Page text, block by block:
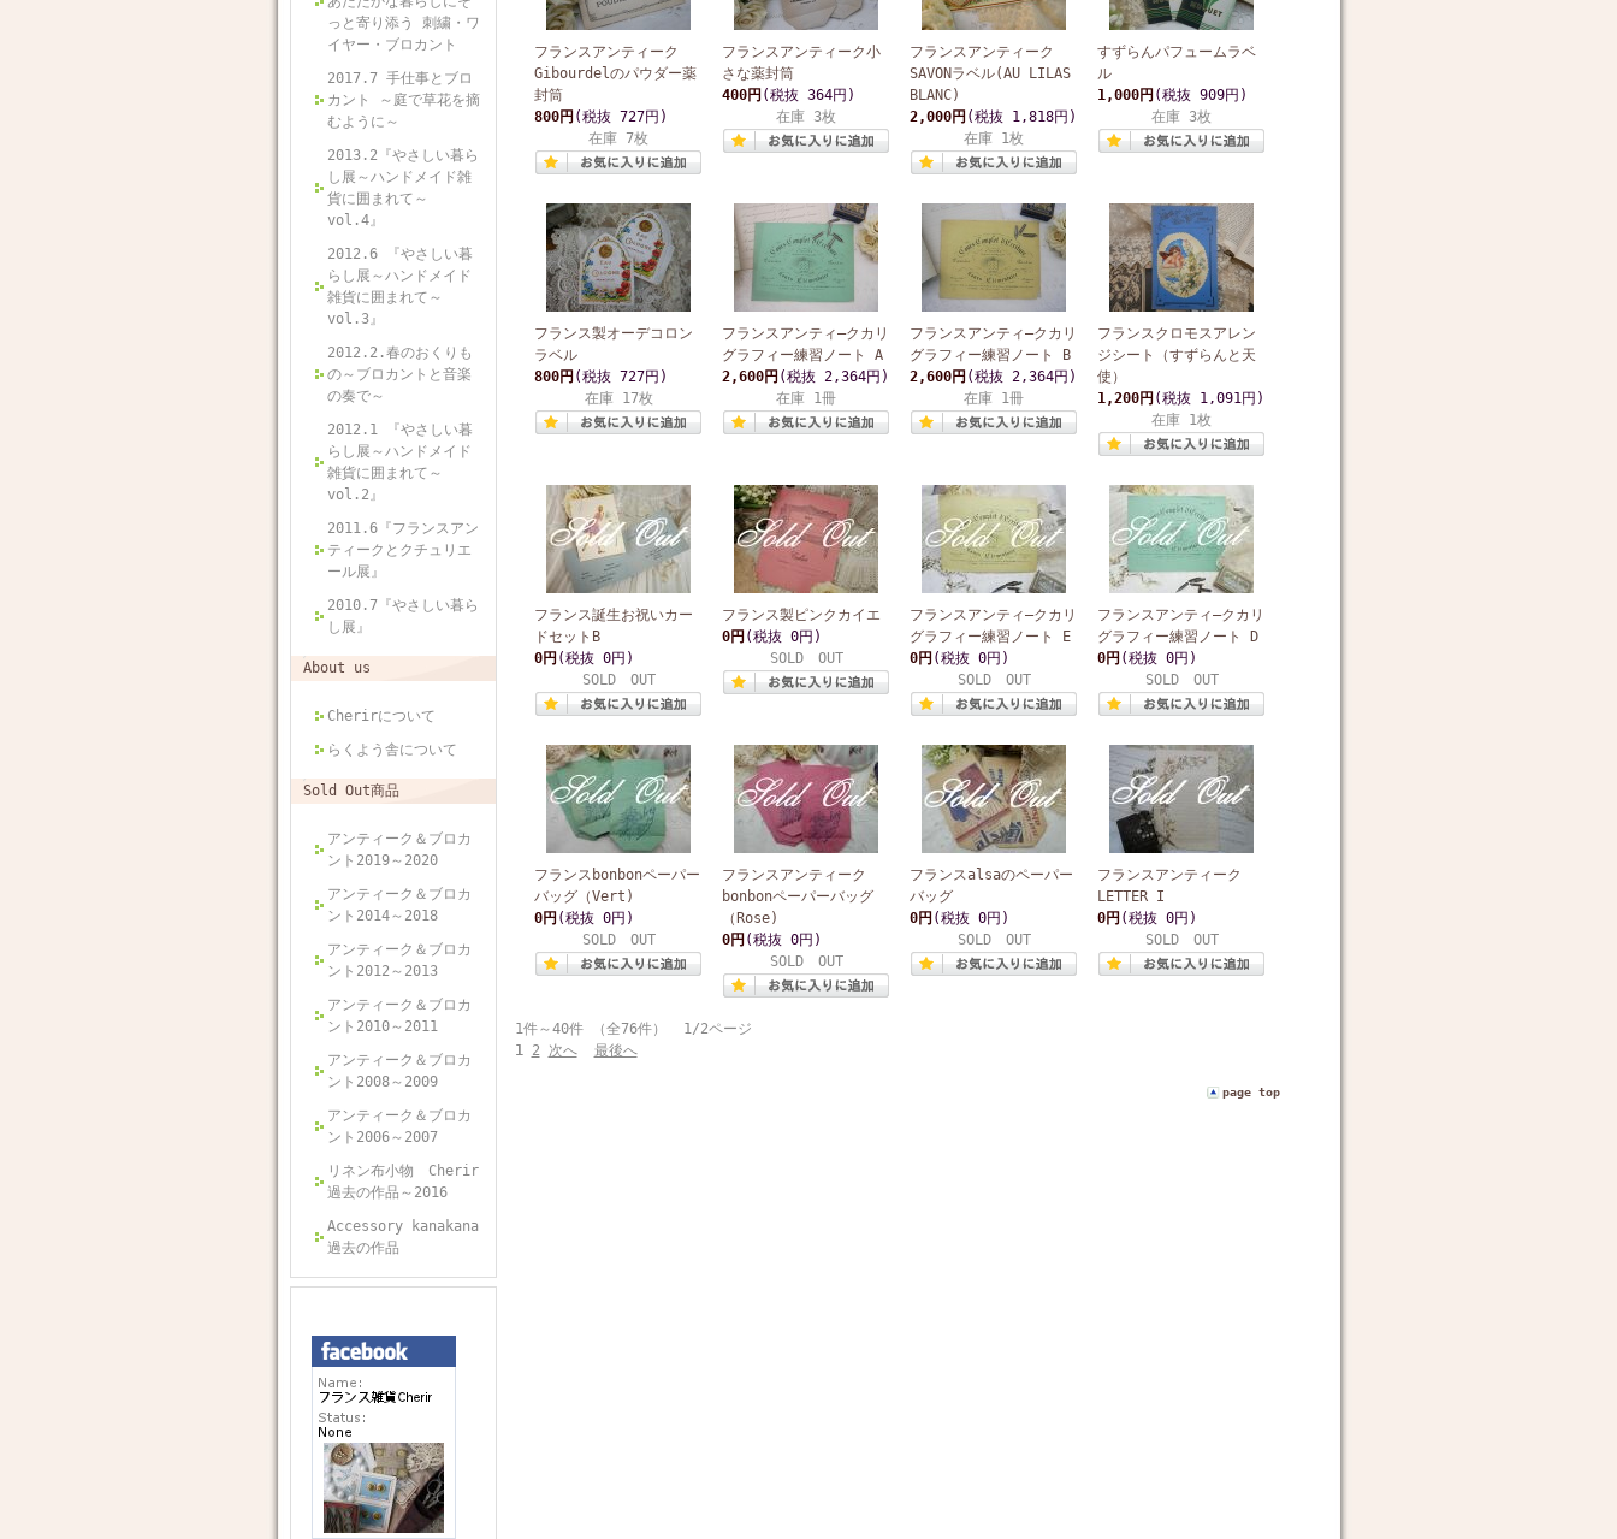
っと寄り添う 刺繍・ワ
イヤー・ブロカント
2017.7 手仕事とブロ
カント ～庭で草花を摘
むように～
2013.2『やさしい暮ら
し展～ハンドメイド雑
貨に囲まれて～
vol.4』
2012.6 『やさしい暮
らし展～ハンドメイド
雑貨に囲まれて～
vol.3』
2012.2.春のおくりも
の～ブロカントと音楽
の奏で～
2012.1 『やさしい暮
らし展～ハンドメイド
雑貨に囲まれて～
vol.2』
2011.6『フランスアン
ティークとクチュリエ
ール展』
2010.7『やさしい暮ら
し展』
About us
Cherirについて
らくよう舎について
Sold Out商品
アンティーク＆ブロカ
ント2019～2020
アンティーク＆ブロカ
ント2014～2018
アンティーク＆ブロカ
ント2012～2013
アンティーク＆ブロカ
ント2010～2011
アンティーク＆ブロカ
ント2008～2009
アンティーク＆ブロカ
ント2006～2007
リネン布小物 Cherir
過去の作品～2016
Accessory kanakana
過去の作品
フランスアンティーク
Gibourdelのパウダー薬
封筒
800円 (税抜 727円)
在庫 7枚
フランスアンティーク小
さな薬封筒
400円 (税抜 364円)
在庫 3枚
フランスアンティーク
SAVONラベル(AU LILAS
BLANC)
2,000円 (税抜 1,818円)
在庫 1枚
すずらんパフュームラベ
ル
1,000円 (税抜 909円)
在庫 3枚
フランス製オーデコロン
ラベル
800円 (税抜 727円)
在庫 17枚
フランスアンティ―クカリ
グラフィー練習ノート A
2,600円 (税抜 2,364円)
在庫 1冊
フランスアンティ―クカリ
グラフィー練習ノート B
2,600円 (税抜 2,364円)
在庫 1冊
フランスクロモスアレン
ジシート（すずらんと天
使）
1,200円 (税抜 1,091円)
在庫 1枚
フランス誕生お祝いカー
ドセットB
0円 (税抜 0円)
SOLD OUT
フランス製ピンクカイエ
0円 (税抜 0円)
SOLD OUT
フランスアンティ―クカリ
グラフィー練習ノート E
0円 (税抜 0円)
SOLD OUT
フランスアンティ―クカリ
グラフィー練習ノート D
0円 (税抜 0円)
SOLD OUT
フランスbonbonペーパー
バッグ（Vert)
0円 (税抜 0円)
SOLD OUT
フランスアンティーク
bonbonペーパーバッグ
（Rose)
0円 (税抜 0円)
SOLD OUT
フランスalsaのペーパー
バッグ
0円 (税抜 0円)
SOLD OUT
フランスアンティーク
LETTER I
0円 (税抜 0円)
SOLD OUT
1件～40件 （全76件） 1/2ページ
1
2 次へ 最後へ
page top